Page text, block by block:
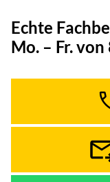
Echte
Mo. – Fr.